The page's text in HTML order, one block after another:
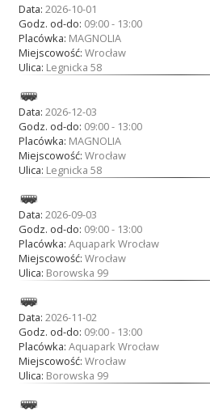
Data: 2026-10-01
Godz. od-do: 09:00 - 13:00
Placówka: MAGNOLIA
Miejscowość: Wrocław
Ulica: Legnicka 58
Data: 2026-12-03
Godz. od-do: 09:00 - 13:00
Placówka: MAGNOLIA
Miejscowość: Wrocław
Ulica: Legnicka 58
Data: 2026-09-03
Godz. od-do: 09:00 - 13:00
Placówka: Aquapark Wrocław
Miejscowość: Wrocław
Ulica: Borowska 99
Data: 2026-11-02
Godz. od-do: 09:00 - 13:00
Placówka: Aquapark Wrocław
Miejscowość: Wrocław
Ulica: Borowska 99